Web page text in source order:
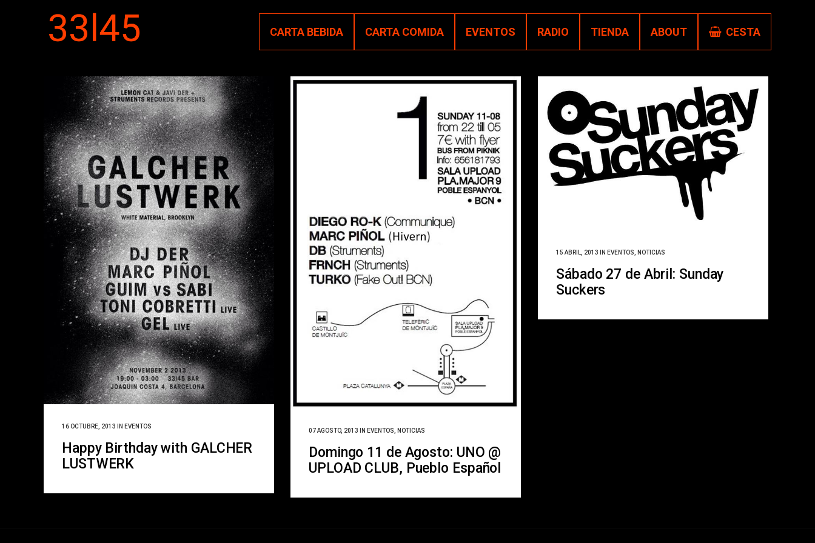
CARTA BEBIDA CARTA COMIDA EVENTOS RADIO TIENDA ABOUT CESTA
16 OCTUBRE, 2013 IN EVENTOS
Happy Birthday with GALCHER
LUSTWERK
07 AGOSTO, 2013 IN EVENTOS, NOTICIAS
Domingo 11 de Agosto: UNO @
UPLOAD CLUB, Pueblo Español
15 ABRIL, 2013 IN EVENTOS, NOTICIAS
Sábado 27 de Abril: Sunday
Suckers